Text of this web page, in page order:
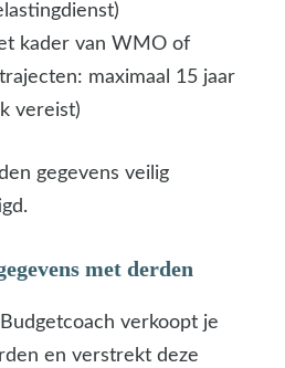
kader van WMO of
maximaal 15 jaar
vereist)
gegevens veilig
met derden
verkoopt je
en verstrekt deze